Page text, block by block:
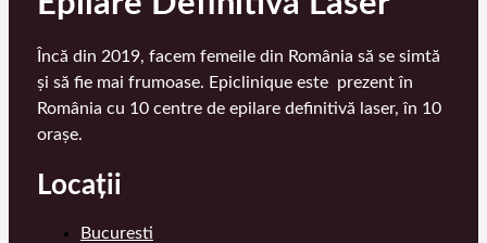
Încă din 2019, facem femeile din România să se simtă
și să fie mai frumoase. Epiclinique este prezent în
România cu 10 centre de epilare definitivă laser, în 10
orașe.
Locații
Bucuresti